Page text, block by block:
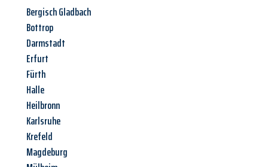
Bergisch Gladbach
Bottrop
Darmstadt
Erfurt
Fürth
Halle
Heilbronn
Karlsruhe
Krefeld
Magdeburg